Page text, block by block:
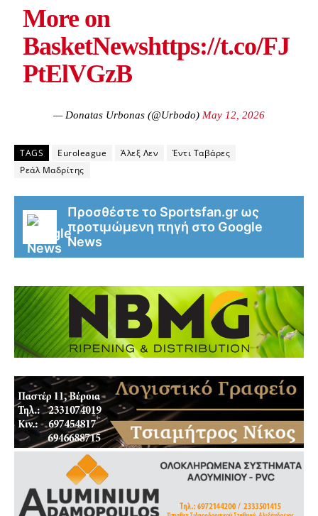
More on
BasketNewshttps://t.co/FJ
PtElVGzB
— Donatas Urbonas (@Urbodo) May 12, 2026
TAGS Euroleague Άλεξ Λεν
Έντι Ταβάρες
Ρεάλ Μαδρίτης
Προσθέστε το Sportsfan.gr ως
προτιμώμενη πηγή στο Google
News